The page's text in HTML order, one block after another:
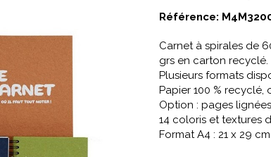
Référence:
Carnet à spirales de
grs en carton recyclé.
Plusieurs formats
Papier 100 % recyclé,
Option : pages
14 coloris et textures
Format A4 : 21 x 29 cm